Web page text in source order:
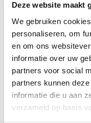
Deze website maakt
We gebruiken
personaliseren, om
en om ons
informatie over uw
partners voor social
partners kunnen
informatie die u aan
verzameld op basis
Luister